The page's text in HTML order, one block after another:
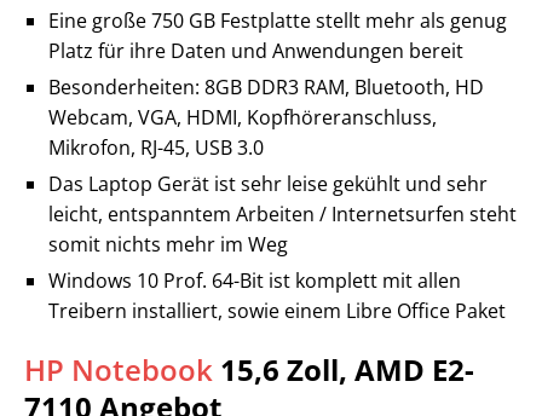
Eine große 750 GB Festplatte stellt mehr als genug
Platz für ihre Daten und Anwendungen bereit
Besonderheiten: 8GB DDR3 RAM, Bluetooth, HD
Webcam, VGA, HDMI, Kopfhöreranschluss,
Mikrofon, RJ-45, USB 3.0
Das Laptop Gerät ist sehr leise gekühlt und sehr
leicht, entspanntem Arbeiten / Internetsurfen steht
somit nichts mehr im Weg
Windows 10 Prof. 64-Bit ist komplett mit allen
Treibern installiert, sowie einem Libre Office Paket
HP Notebook 15,6 Zoll, AMD E2-
7110 Angebot